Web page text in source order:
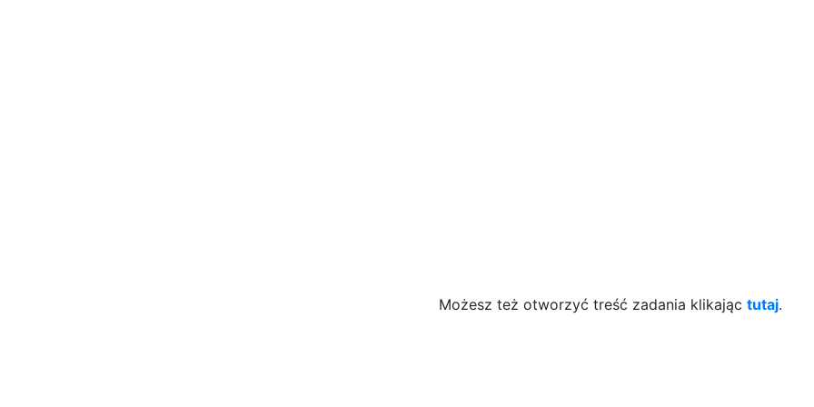
Możesz też otworzyć treść zadania klikając tutaj.